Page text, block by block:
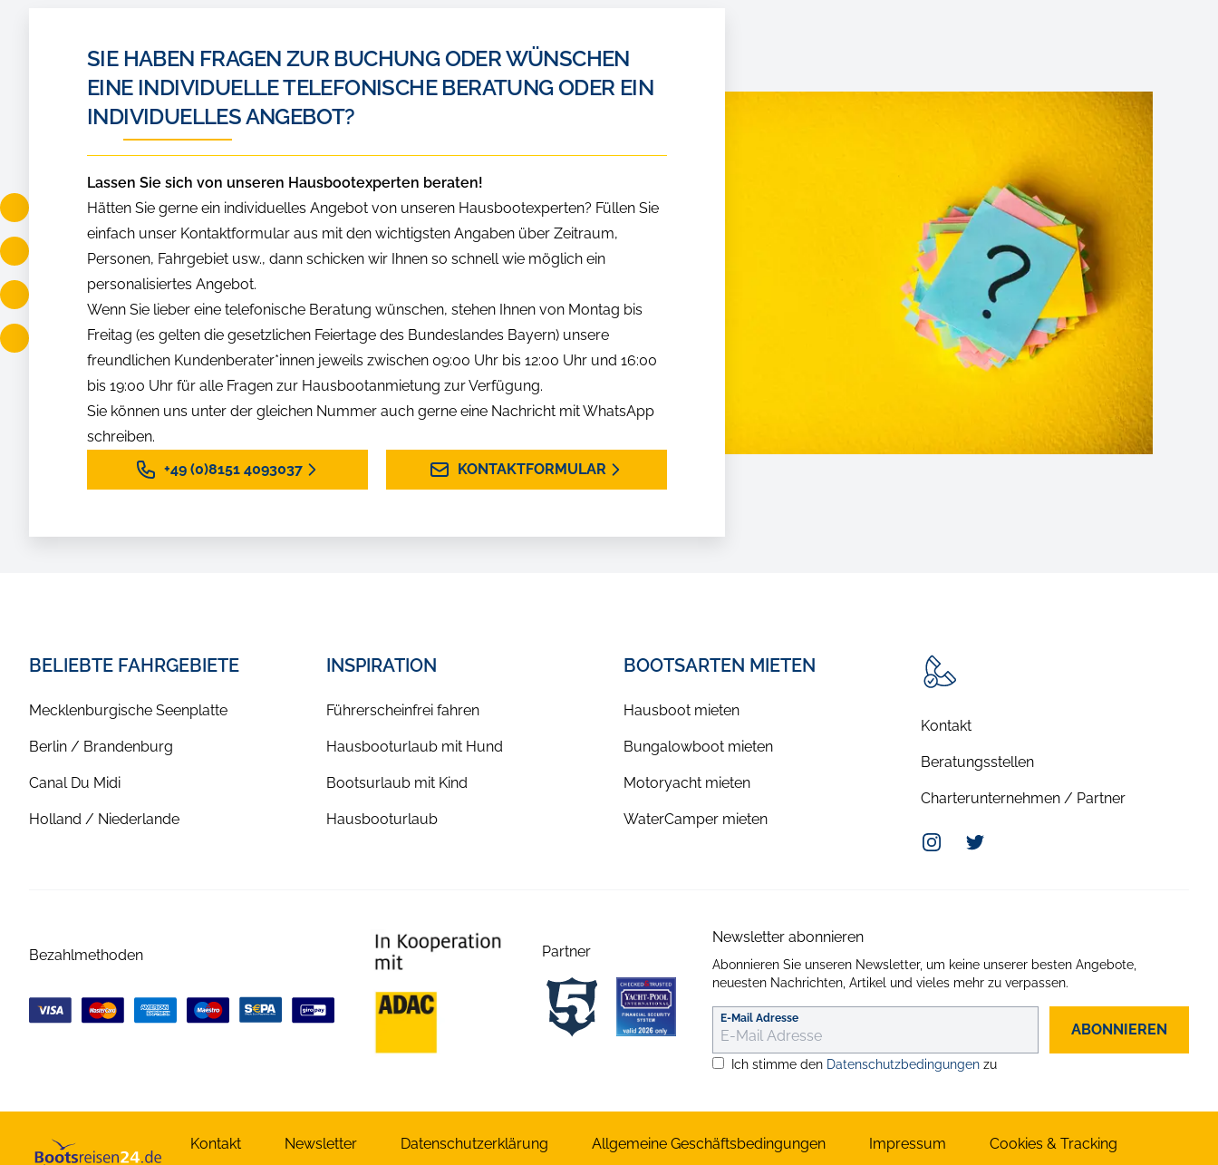
SIE HABEN FRAGEN ZUR BUCHUNG ODER WÜNSCHEN
EINE INDIVIDUELLE TELEFONISCHE BERATUNG ODER EIN
INDIVIDUELLES ANGEBOT?
Lassen Sie sich von unseren Hausbootexperten beraten!
Hätten Sie gerne ein individuelles Angebot von unseren Hausbootexperten? Füllen Sie
einfach unser Kontaktformular aus mit den wichtigsten Angaben über Zeitraum,
Personen, Fahrgebiet usw., dann schicken wir Ihnen so schnell wie möglich ein
personalisiertes Angebot.
Wenn Sie lieber eine telefonische Beratung wünschen, stehen Ihnen von Montag bis
Freitag (es gelten die gesetzlichen Feiertage des Bundeslandes Bayern) unsere
freundlichen Kundenberater*innen jeweils zwischen 09:00 Uhr bis 12:00 Uhr und 16:00
bis 19:00 Uhr für alle Fragen zur Hausbootanmietung zur Verfügung.
Sie können uns unter der gleichen Nummer auch gerne eine Nachricht mit WhatsApp
schreiben.
+49 (0)8151 4093037
KONTAKTFORMULAR
BELIEBTE FAHRGEBIETE
Mecklenburgische Seenplatte
Berlin / Brandenburg
Canal Du Midi
Holland / Niederlande
INSPIRATION
Führerscheinfrei fahren
Hausbooturlaub mit Hund
Bootsurlaub mit Kind
Hausbooturlaub
BOOTSARTEN MIETEN
Hausboot mieten
Bungalowboot mieten
Motoryacht mieten
WaterCamper mieten
Kontakt
Beratungsstellen
Charterunternehmen / Partner
InstagramTwitter
Bezahlmethoden Partner
Newsletter abonnieren
Abonnieren Sie unseren Newsletter, um keine unserer besten Angebote,
neuesten Nachrichten, Artikel und vieles mehr zu verpassen.
E-Mail Adresse
ABONNIEREN
Ich stimme den Datenschutzbedingungen zu
Kontakt Newsletter Datenschutzerklärung Allgemeine Geschäftsbedingungen Impressum Cookies & Tracking